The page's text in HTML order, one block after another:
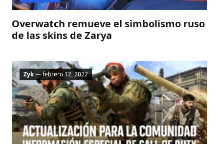
Overwatch remueve el simbolismo ruso
de las skins de Zarya
Zyk— febrero 12, 2022